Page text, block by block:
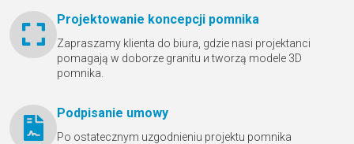
Projektowanie koncepcji pomnika
Zapraszamy klienta do biura, gdzie nasi projektanci
pomagają w doborze granitu и tworzą modele 3D
pomnika.
Podpisanie umowy
Po ostatecznym uzgodnieniu projektu pomnika